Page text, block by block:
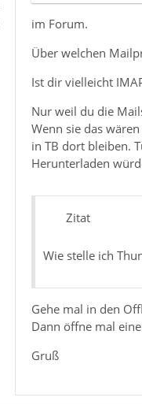
im Forum.
Über welchen
Ist dir vielleicht
Nur weil du die
Wenn sie das
in TB dort bleiben.
Herunterladen
Zitat
Wie stelle ich
Gehe mal in den
Dann öffne mal
Gruß